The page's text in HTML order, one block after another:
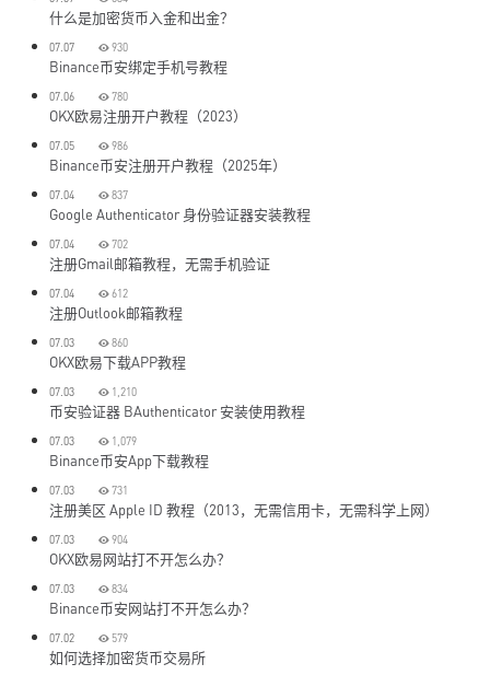
什么是加密货币入金和出金？
07.07 930
Binance币安绑定手机号教程
07.06 780
OKX欧易注册开户教程（2023）
07.05 986
Binance币安注册开户教程（2025年）
07.04 837
Google Authenticator 身份验证器安装教程
07.04 702
注册Gmail邮箱教程，无需手机验证
07.04 612
注册Outlook邮箱教程
07.03 860
OKX欧易下载APP教程
07.03 1,210
币安验证器 BAuthenticator 安装使用教程
07.03 1,079
Binance币安App下载教程
07.03 731
注册美区 Apple ID 教程（2013，无需信用卡，无需科学上网）
07.03 904
OKX欧易网站打不开怎么办？
07.03 834
Binance币安网站打不开怎么办？
07.02 579
如何选择加密货币交易所